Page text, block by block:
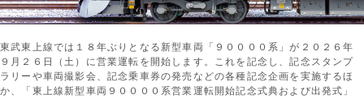
東武東上線では１８年ぶりとなる新型車両「９００００系」が２０２６年
９月２６日（土）に営業運転を開始します。これを記念し、記念スタンプ
ラリーや車両撮影会、記念乗車券の発売などの各種記念企画を実施するほ
か、「東上線新型車両９００００系営業運転開始記念式典および出発式」